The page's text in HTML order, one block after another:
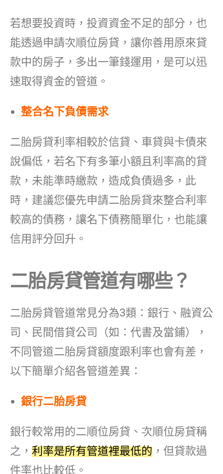
若想要投資時，投資資金不足的部分，也
能透過申請次順位房貸，讓你善用原來貸
款中的房子，多出一筆錢運用，是可以迅
速取得資金的管道。
整合名下負債需求
二胎房貸利率相較於信貸、車貸與卡債來
說偏低，若名下有多筆小額且利率高的貸
款，未能準時繳款，造成負債過多，此
時，建議您優先申請二胎房貸來整合利率
較高的債務，讓名下債務簡單化，也能讓
信用評分回升。
二胎房貸管道有哪些？
二胎房貸管道常見分為3類：銀行、融資公
司、民間借貸公司（如：代書及當鋪），
不同管道二胎房貸額度跟利率也會有差，
以下簡單介紹各管道差異：
銀行二胎房貸
銀行較常用的二順位房貸、次順位房貸稱
之， 利率是所有管道裡最低的 ，但貸款過
件率也比較低。